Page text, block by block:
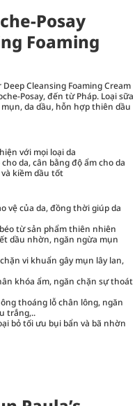
Posay
Foaming
Cleansing Foaming Cream
Posay, đến từ Pháp. Loại sữa
da dầu, hỗn hợp thiên dầu
với mọi loại da
da, cân bằng độ ẩm cho da
kiềm dầu tốt
vệ của da, đồng thời giúp da
từ sản phẩm thiên nhiên
dầu nhờn, ngăn ngừa mụn
vi khuẩn gây mụn lây lan,
khóa ẩm, ngăn chặn sự thoát
thoáng lỗ chân lông, ngăn
trắng,..
bỏ tối ưu bụi bẩn và bã nhờn